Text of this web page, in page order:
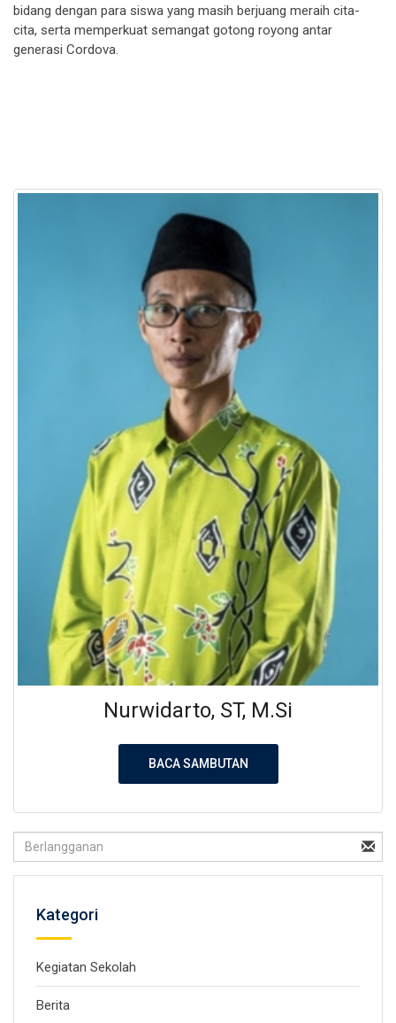
bidang dengan para siswa yang masih berjuang meraih cita-
cita, serta memperkuat semangat gotong royong antar
generasi Cordova.
Nurwidarto, ST, M.Si
BACA SAMBUTAN
Kategori
Kegiatan Sekolah
Berita